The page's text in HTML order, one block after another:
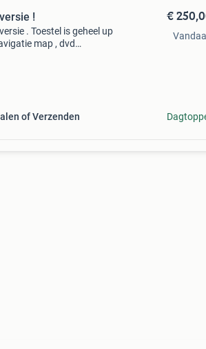
!
. Toestel is geheel up
map , dvd
of Verzenden
€